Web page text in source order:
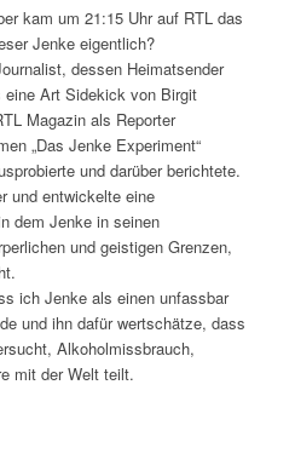
kam um 21:15 Uhr auf RTL das
Jenke eigentlich?
dessen Heimatsender
Art Sidekick von Birgit
Magazin als Reporter
„Das Jenke Experiment“
und darüber berichtete.
und entwickelte eine
dem Jenke in seinen
und geistigen Grenzen,
ich Jenke als einen unfassbar
und ihn dafür wertschätze, dass
Alkoholmissbrauch,
mit der Welt teilt.